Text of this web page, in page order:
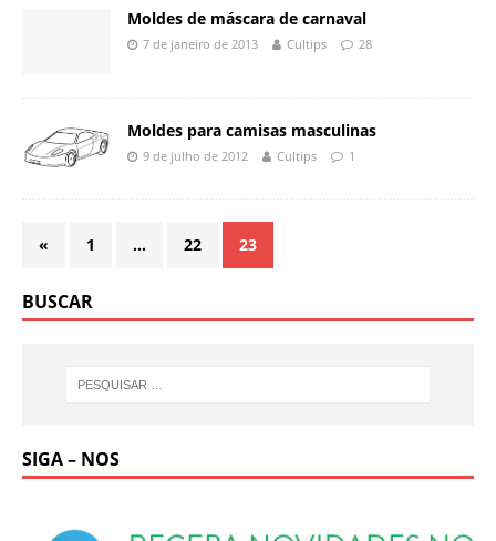
Moldes de máscara de carnaval
7 de janeiro de 2013 Cultips 28
Moldes para camisas masculinas
9 de julho de 2012 Cultips 1
« 1 … 22 23
BUSCAR
SIGA – NOS